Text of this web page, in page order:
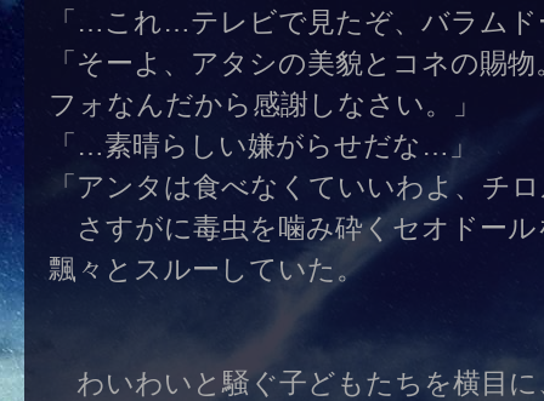
「…これ…テレビで見たぞ、バラム
「そーよ、アタシの美貌とコネの賜
フォなんだから感謝しなさい。」
「…素晴らしい嫌がらせだな…」
「アンタは食べなくていいわよ、チ
さすがに毒虫を噛み砕くセオドー
飄々とスルーしていた。
わいわいと騒ぐ子どもたちを横目